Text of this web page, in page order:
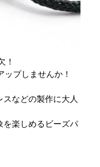
！
プしませんか！
などの製作に大人
を楽しめるビーズパ